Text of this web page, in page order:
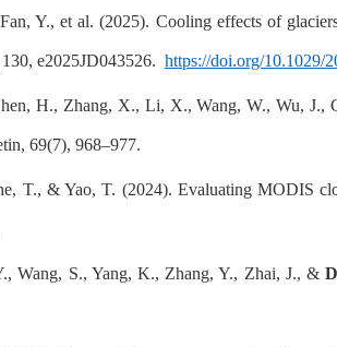
Y., et al. (2025). Cooling effects of
e2025JD043526. https://doi.org/10.1029/
H., Zhang, X., Li, X., Wang, W., Wu, J.,
69(7), 968–977.
T., & Yao, T. (2024). Evaluating MODIS
Wang, S., Yang, K., Zhang, Y., Zhai, J., &